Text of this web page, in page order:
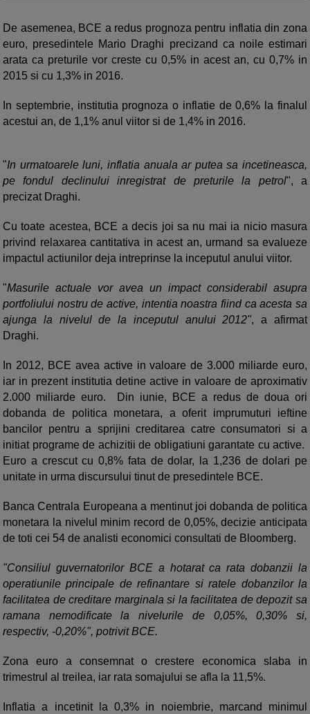
De asemenea, BCE a redus prognoza pentru inflatia din zona
euro, presedintele Mario Draghi precizand ca noile estimari
arata ca preturile vor creste cu 0,5% in acest an, cu 0,7% in
2015 si cu 1,3% in 2016.
In septembrie, institutia prognoza o inflatie de 0,6% la finalul
acestui an, de 1,1% anul viitor si de 1,4% in 2016.
"In urmatoarele luni, inflatia anuala ar putea sa incetineasca,
pe fondul declinului inregistrat de preturile la petrol", a
precizat Draghi.
Cu toate acestea, BCE a decis joi sa nu mai ia nicio masura
privind relaxarea cantitativa in acest an, urmand sa evalueze
impactul actiunilor deja intreprinse la inceputul anului viitor.
"Masurile actuale vor avea un impact considerabil asupra
portfoliului nostru de active, intentia noastra fiind ca acesta sa
ajunga la nivelul de la inceputul anului 2012", a afirmat
Draghi.
In 2012, BCE avea active in valoare de 3.000 miliarde euro,
iar in prezent institutia detine active in valoare de aproximativ
2.000 miliarde euro. Din iunie, BCE a redus de doua ori
dobanda de politica monetara, a oferit imprumuturi ieftine
bancilor pentru a sprijini creditarea catre consumatori si a
initiat programe de achizitii de obligatiuni garantate cu active.
Euro a crescut cu 0,8% fata de dolar, la 1,236 de dolari pe
unitate in urma discursului tinut de presedintele BCE.
Banca Centrala Europeana a mentinut joi dobanda de politica
monetara la nivelul minim record de 0,05%, decizie anticipata
de toti cei 54 de analisti economici consultati de Bloomberg.
"Consiliul guvernatorilor BCE a hotarat ca rata dobanzii la
operatiunile principale de refinantare si ratele dobanzilor la
facilitatea de creditare marginala si la facilitatea de depozit sa
ramana nemodificate la nivelurile de 0,05%, 0,30% si,
respectiv, -0,20%", potrivit BCE.
Zona euro a consemnat o crestere economica slaba in
trimestrul al treilea, iar rata somajului se afla la 11,5%.
Inflatia a incetinit la 0,3% in noiembrie, marcand minimul